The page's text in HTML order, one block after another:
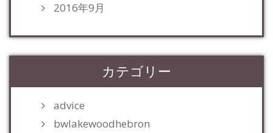
2016年9月
カテゴリー
advice
bwlakewoodhebron